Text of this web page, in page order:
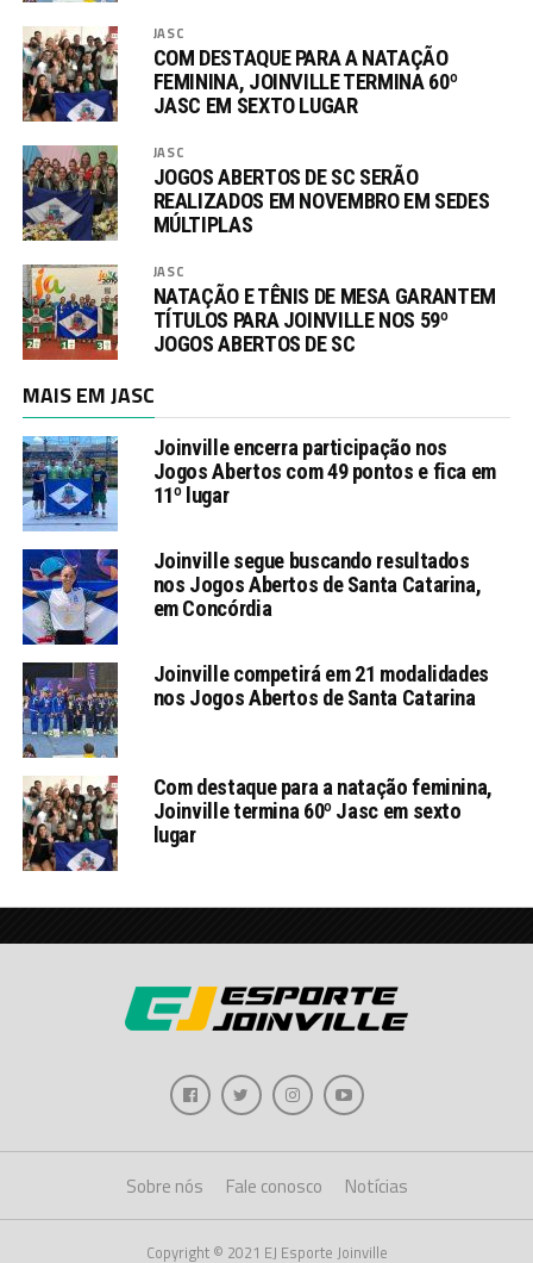
JASC
COM DESTAQUE PARA A NATAÇÃO
FEMININA, JOINVILLE TERMINA 60º
JASC EM SEXTO LUGAR
JASC
JOGOS ABERTOS DE SC SERÃO
REALIZADOS EM NOVEMBRO EM SEDES
MÚLTIPLAS
JASC
NATAÇÃO E TÊNIS DE MESA GARANTEM
TÍTULOS PARA JOINVILLE NOS 59º
JOGOS ABERTOS DE SC
MAIS EM JASC
Joinville encerra participação nos
Jogos Abertos com 49 pontos e fica em
11º lugar
Joinville segue buscando resultados
nos Jogos Abertos de Santa Catarina,
em Concórdia
Joinville competirá em 21 modalidades
nos Jogos Abertos de Santa Catarina
Com destaque para a natação feminina,
Joinville termina 60º Jasc em sexto
lugar
Sobre nós Fale conosco Notícias
Copyright © 2021 EJ Esporte Joinville